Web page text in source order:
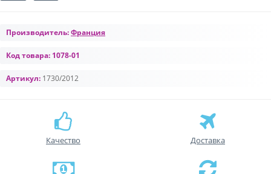
Производитель:Франция
Код товара: 1078-01
Артикул: 1730/2012
Качество Доставка